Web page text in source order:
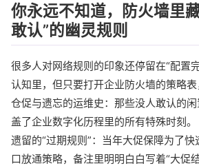
你永远不知道，防火墙里
敢认”的幽灵规则
很多人对网络规则的印象还停留在“配置
认知里，但只要打开企业防火墙的策略
仓促与遗忘的运维史：那些没人敢认的
盖了企业数字化历程里的所有特殊时刻
遗留的“过期规则”：当年大促保障为了
口放通策略，备注里明明白白写着“大促